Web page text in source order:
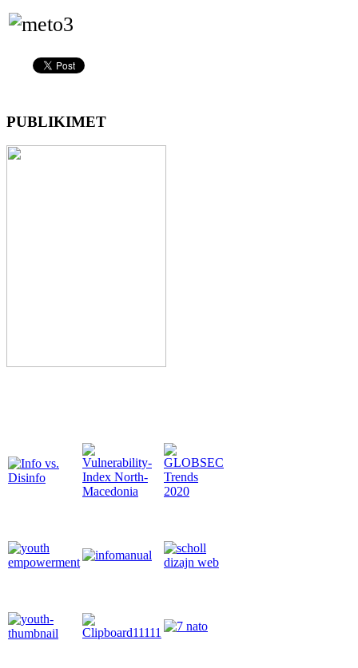
PUBLIKIMET